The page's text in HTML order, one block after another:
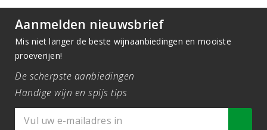
Aanmelden nieuwsbrief
Mis niet langer de beste wijnaanbiedingen en mooiste
proeverijen!
De scherpste aanbiedingen
Handige wijn en spijs tips